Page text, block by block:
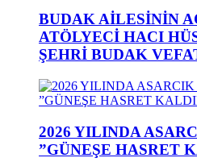
BUDAK AİLESİNİN
ATÖLYECİ HACI
ŞEHRİ BUDAK
2026 YILINDA
”GÜNEŞE HASRET